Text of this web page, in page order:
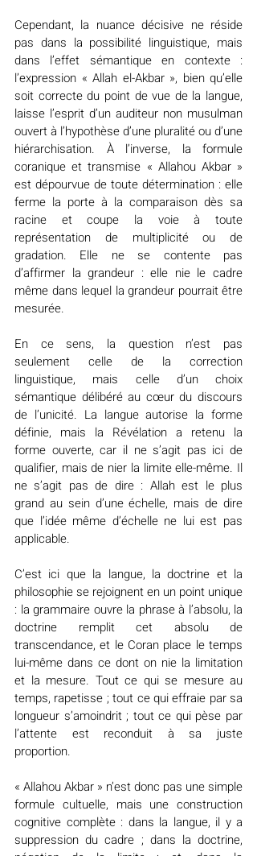
Cependant, la nuance décisive ne réside
pas dans la possibilité linguistique, mais
dans l’effet sémantique en contexte :
l’expression « Allah el-Akbar », bien qu’elle
soit correcte du point de vue de la langue,
laisse l’esprit d’un auditeur non musulman
ouvert à l’hypothèse d’une pluralité ou d’une
hiérarchisation. À l’inverse, la formule
coranique et transmise « Allahou Akbar »
est dépourvue de toute détermination : elle
ferme la porte à la comparaison dès sa
racine et coupe la voie à toute
représentation de multiplicité ou de
gradation. Elle ne se contente pas
d’affirmer la grandeur : elle nie le cadre
même dans lequel la grandeur pourrait être
mesurée.
En ce sens, la question n’est pas
seulement celle de la correction
linguistique, mais celle d’un choix
sémantique délibéré au cœur du discours
de l’unicité. La langue autorise la forme
définie, mais la Révélation a retenu la
forme ouverte, car il ne s’agit pas ici de
qualifier, mais de nier la limite elle-même. Il
ne s’agit pas de dire : Allah est le plus
grand au sein d’une échelle, mais de dire
que l’idée même d’échelle ne lui est pas
applicable.
C’est ici que la langue, la doctrine et la
philosophie se rejoignent en un point unique
: la grammaire ouvre la phrase à l’absolu, la
doctrine remplit cet absolu de
transcendance, et le Coran place le temps
lui-même dans ce dont on nie la limitation
et la mesure. Tout ce qui se mesure au
temps, rapetisse ; tout ce qui effraie par sa
longueur s’amoindrit ; tout ce qui pèse par
l’attente est reconduit à sa juste
proportion.
« Allahou Akbar » n’est donc pas une simple
formule cultuelle, mais une construction
cognitive complète : dans la langue, il y a
suppression du cadre ; dans la doctrine,